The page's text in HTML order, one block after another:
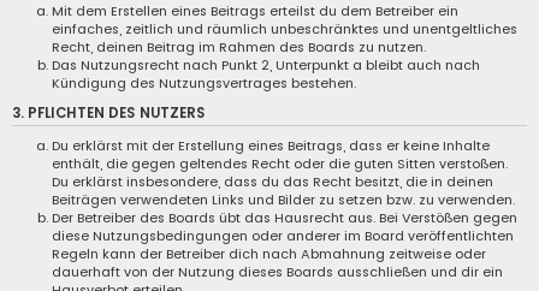
Mit dem Erstellen eines Beitrags erteilst du dem Betreiber ein
einfaches, zeitlich und räumlich unbeschränktes und unentgeltliches
Recht, deinen Beitrag im Rahmen des Boards zu nutzen.
Das Nutzungsrecht nach Punkt 2, Unterpunkt a bleibt auch nach
Kündigung des Nutzungsvertrages bestehen.
3. PFLICHTEN DES NUTZERS
Du erklärst mit der Erstellung eines Beitrags, dass er keine Inhalte
enthält, die gegen geltendes Recht oder die guten Sitten verstoßen.
Du erklärst insbesondere, dass du das Recht besitzt, die in deinen
Beiträgen verwendeten Links und Bilder zu setzen bzw. zu verwenden.
Der Betreiber des Boards übt das Hausrecht aus. Bei Verstößen gegen
diese Nutzungsbedingungen oder anderer im Board veröffentlichten
Regeln kann der Betreiber dich nach Abmahnung zeitweise oder
dauerhaft von der Nutzung dieses Boards ausschließen und dir ein